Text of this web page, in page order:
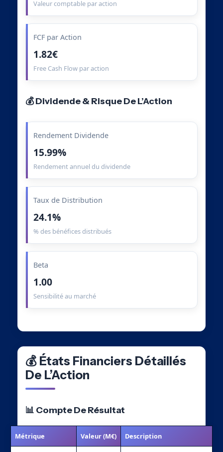
Valeur comptable par action
FCF par Action
1.82€
Free Cash Flow par action
💰 Dividende & Risque De L’Action
Rendement Dividende
15.99%
Rendement annuel du dividende
Taux de Distribution
24.1%
% des bénéfices distribués
Beta
1.00
Sensibilité au marché
💰 États Financiers Détaillés
De L’Action
📊 Compte De Résultat
Métrique Valeur (M€) Description